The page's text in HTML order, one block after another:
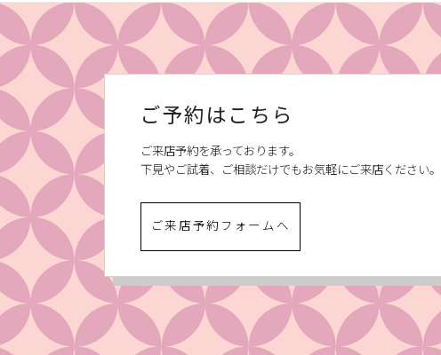
ご予約はこちら
ご来店予約を承っております。
下見やご試着、ご相談だけでもお気軽にご来店ください。
ご来店予約フォームへ